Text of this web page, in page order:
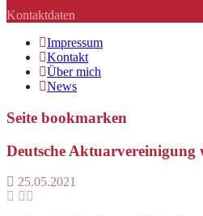
Kontaktdaten
Impressum
Kontakt
Über mich
News
Seite bookmarken
Deutsche
25.05.2021